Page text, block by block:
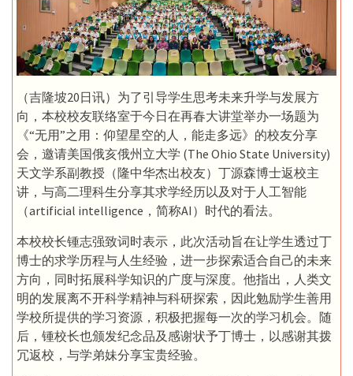
（吉隆坡20日讯）为了引导学生思考未来升学与发展方
向，本校校友联络室于今日在再春大讲堂举办一场题为
《“无用”之用：仰望星空的人，能走多远》的校友分享
会，邀请美国俄亥俄州立大学 (The Ohio State University)
天文学系副教授（隆中华杰出校友）丁源森博士返校主
讲，与高二理科生分享其求学经历以及对于人工智能
（artificial intelligence，简称AI）时代的看法。
本校校长锺志强致词时表示，此次活动旨在让学生透过丁
博士的求学历程与人生经验，进一步探索适合自己的未来
方向，同时拓展科学知识的广度与深度。他指出，人类文
明的发展离不开科学精神与科研探索，因此勉励学生善用
学校所提供的学习资源，积极把握每一次的学习机会。随
后，锺校长也颁发纪念品及感谢状予丁博士，以感谢其拨
冗返校，与学弟妹分享宝贵经验。